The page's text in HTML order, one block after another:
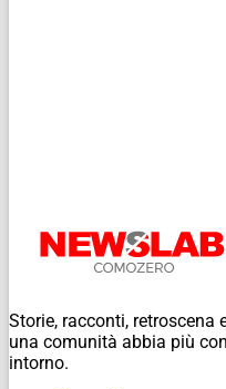
Storie, racconti,
una comunità abbia più
intorno.